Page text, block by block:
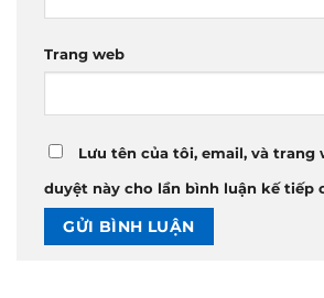
Trang web
Lưu tên của tôi, email, và
duyệt này cho lần bình luận kế tiếp